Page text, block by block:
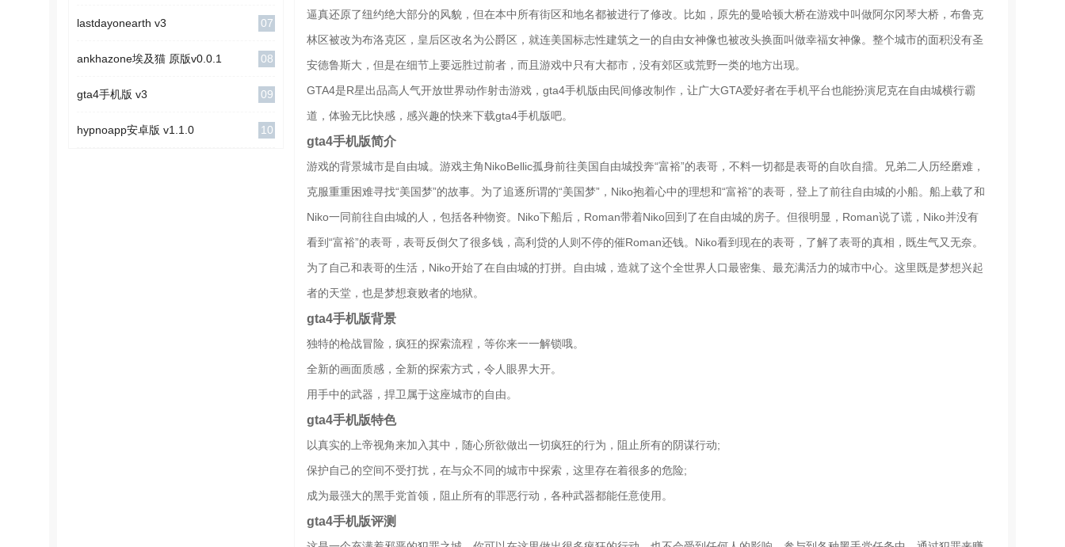
lastdayonearth v3 07
ankhazone埃及猫 原版v0.0.1 08
gta4手机版 v3 09
hypnoapp安卓版 v1.1.0 10
逼真还原了纽约绝大部分的风貌，但在本中所有街区和地名都被进行了修改。比如，原先的曼哈顿大桥在游戏中叫做阿尔冈琴大桥，布鲁克
林区被改为布洛克区，皇后区改名为公爵区，就连美国标志性建筑之一的自由女神像也被改头换面叫做幸福女神像。整个城市的面积没有圣
安德鲁斯大，但是在细节上要远胜过前者，而且游戏中只有大都市，没有郊区或荒野一类的地方出现。
GTA4是R星出品高人气开放世界动作射击游戏，gta4手机版由民间修改制作，让广大GTA爱好者在手机平台也能扮演尼克在自由城横行霸
道，体验无比快感，感兴趣的快来下载gta4手机版吧。
gta4手机版简介
游戏的背景城市是自由城。游戏主角NikoBellic孤身前往美国自由城投奔“富裕”的表哥，不料一切都是表哥的自吹自擂。兄弟二人历经磨难，
克服重重困难寻找“美国梦”的故事。为了追逐所谓的“美国梦”，Niko抱着心中的理想和“富裕”的表哥，登上了前往自由城的小船。船上载了和
Niko一同前往自由城的人，包括各种物资。Niko下船后，Roman带着Niko回到了在自由城的房子。但很明显，Roman说了谎，Niko并没有
看到“富裕”的表哥，表哥反倒欠了很多钱，高利贷的人则不停的催Roman还钱。Niko看到现在的表哥，了解了表哥的真相，既生气又无奈。
为了自己和表哥的生活，Niko开始了在自由城的打拼。自由城，造就了这个全世界人口最密集、最充满活力的城市中心。这里既是梦想兴起
者的天堂，也是梦想衰败者的地狱。
gta4手机版背景
独特的枪战冒险，疯狂的探索流程，等你来一一解锁哦。
全新的画面质感，全新的探索方式，令人眼界大开。
用手中的武器，捍卫属于这座城市的自由。
gta4手机版特色
以真实的上帝视角来加入其中，随心所欲做出一切疯狂的行为，阻止所有的阴谋行动;
保护自己的空间不受打扰，在与众不同的城市中探索，这里存在着很多的危险;
成为最强大的黑手党首领，阻止所有的罪恶行动，各种武器都能任意使用。
gta4手机版评测